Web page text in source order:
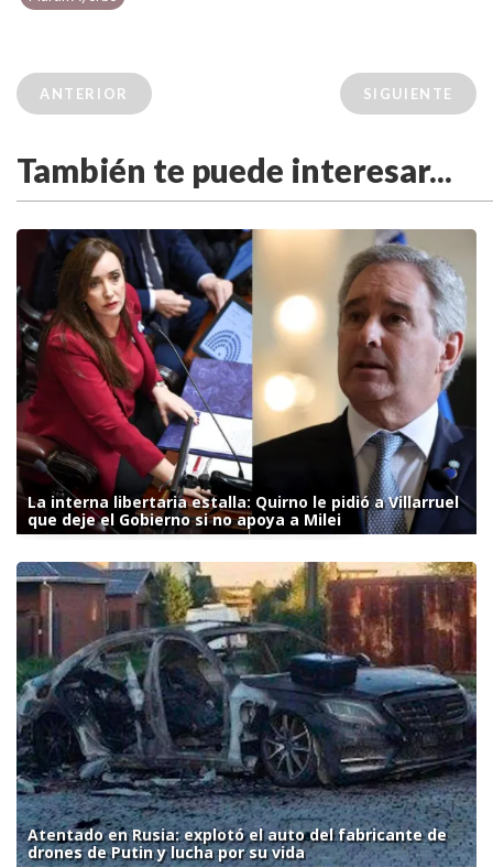
ANTERIOR SIGUIENTE
También te puede interesar...
La interna libertaria estalla: Quirno le pidió a Villarruel
que deje el Gobierno si no apoya a Milei
Atentado en Rusia: explotó el auto del fabricante de
drones de Putin y lucha por su vida